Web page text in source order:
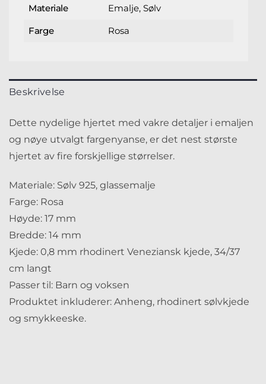
Materiale Emalje, Sølv
Farge Rosa
Beskrivelse
Dette nydelige hjertet med vakre detaljer i emaljen
og nøye utvalgt fargenyanse, er det nest største
hjertet av fire forskjellige størrelser.
Materiale: Sølv 925, glassemalje
Farge: Rosa
Høyde: 17 mm
Bredde: 14 mm
Kjede: 0,8 mm rhodinert Veneziansk kjede, 34/37
cm langt
Passer til: Barn og voksen
Produktet inkluderer: Anheng, rhodinert sølvkjede
og smykkeeske.